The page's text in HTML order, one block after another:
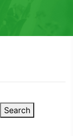
Search